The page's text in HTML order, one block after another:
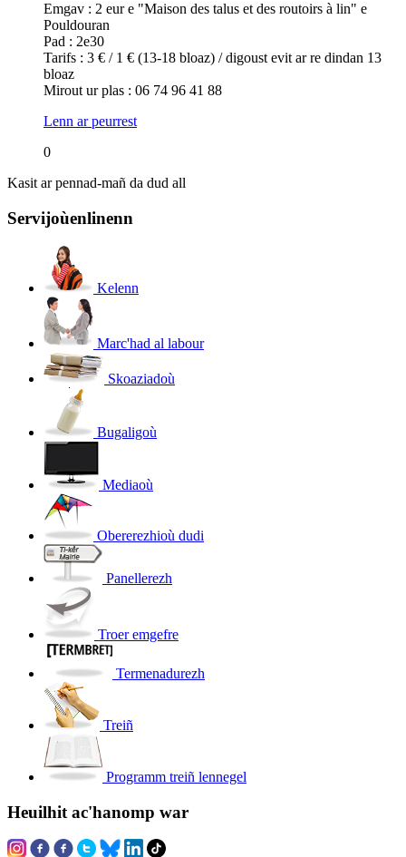
Emgav : 2 eur e "Maison des talus et des routoirs à lin" e
Pouldouran
Pad : 2e30
Tarifs : 3 € / 1 € (13-18 bloaz) / digoust evit ar re dindan 13
bloaz
Mirout ur plas : 06 74 96 41 88
Lenn ar peurrest
0
Kasit ar pennad-mañ da dud all
Servijoùenlinenn
Kelenn
Marc'had al labour
Skoaziadoù
Bugaligoù
Mediaoù
Obererezhioù dudi
Panellerezh
Troer emgefre
Termenadurezh
Treiñ
Programm treiñ lennegel
Heuilhit ac'hanomp war